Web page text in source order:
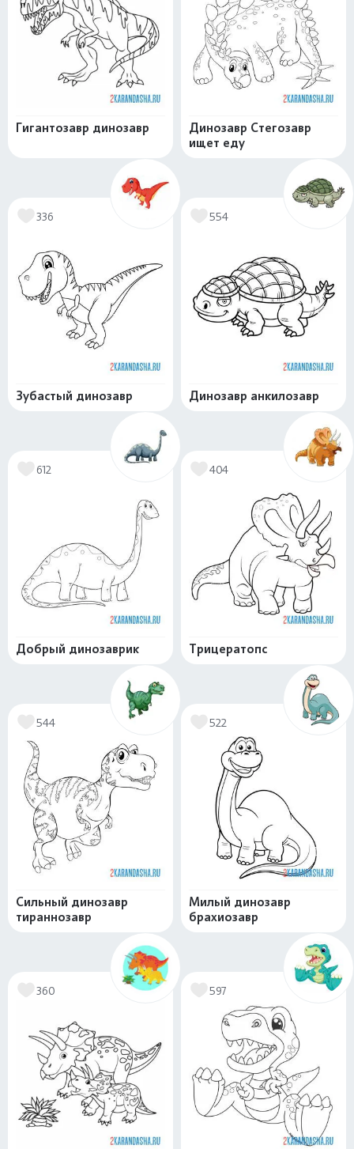
Гигантозавр динозавр
Динозавр Стегозавр
ищет еду
336
Зубастый динозавр
554
Динозавр анкилозавр
612
Добрый динозаврик
404
Трицератопс
544
Сильный динозавр
тираннозавр
522
Милый динозавр
брахиозавр
360 597